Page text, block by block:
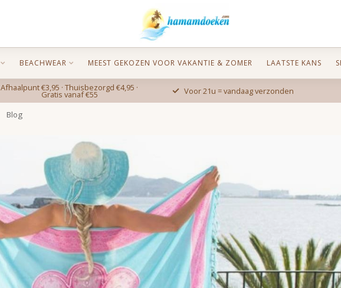
BEACHWEAR MEEST GEKOZEN VOOR VAKANTIE & ZOMER LAATSTE KANS
Afhaalpunt €3,95 · Thuisbezorgd €4,95 ·
Gratis vanaf €55 Voor 21u = vandaag verzonden
Blog